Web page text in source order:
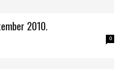
2010.
0